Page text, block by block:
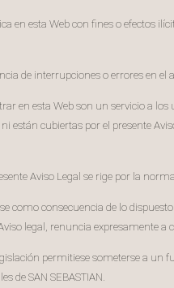
en esta Web con fines o efectos
de interrupciones o errores en
en esta Web son un servicio a
están cubiertas por el presente
Aviso Legal se rige por la
como consecuencia de lo
legal, renuncia expresamente
permitiese someterse a
de SAN SEBASTIAN.